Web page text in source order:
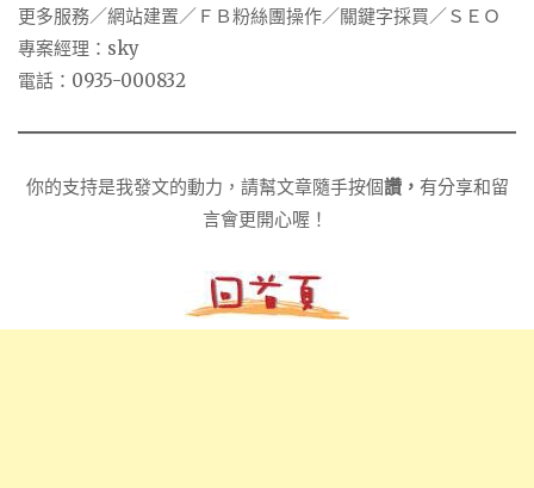
更多服務／網站建置／ＦＢ粉絲團操作／關鍵字採買／ＳＥＯ
專案經理：sky
電話：0935-000832
你的支持是我發文的動力，請幫文章隨手按個讚， 有分享和留
言會更開心喔！